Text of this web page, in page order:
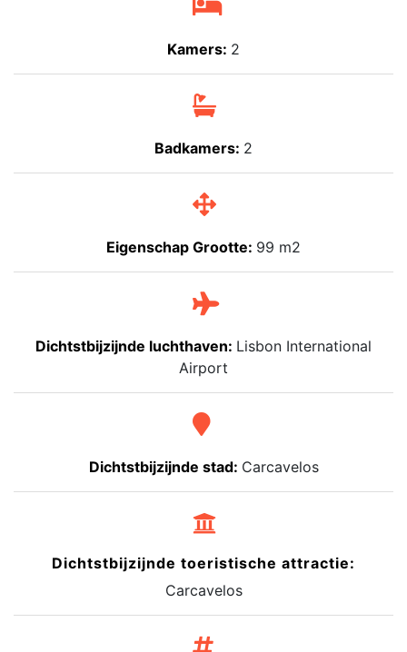
Kamers: 2
Badkamers: 2
Eigenschap Grootte: 99 m2
Dichtstbijzijnde luchthaven: Lisbon International
Airport
Dichtstbijzijnde stad: Carcavelos
Dichtstbijzijnde toeristische attractie:
Carcavelos